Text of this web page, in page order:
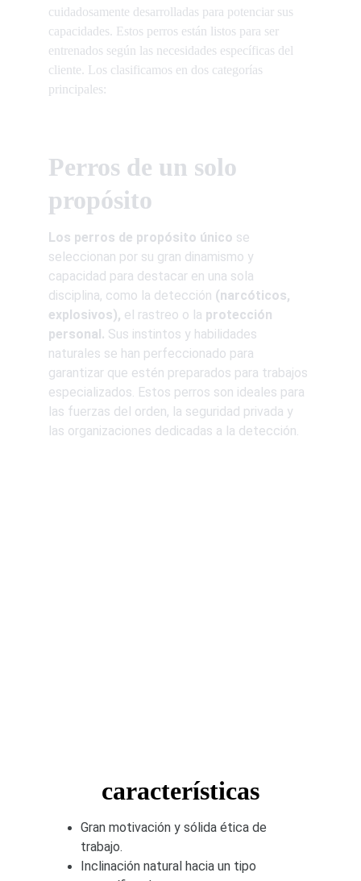
Perros de un solo
propósito
Los perros de propósito único se
seleccionan por su gran dinamismo y
capacidad para destacar en una sola
disciplina, como la detección (narcóticos,
explosivos), el rastreo o la protección
personal. Sus instintos y habilidades
naturales se han perfeccionado para
garantizar que estén preparados para trabajos
especializados. Estos perros son ideales para
las fuerzas del orden, la seguridad privada y
las organizaciones dedicadas a la detección.
cuidadosamente desarrolladas para potenciar sus
capacidades. Estos perros están listos para ser
entrenados según las necesidades específicas del
cliente. Los clasificamos en dos categorías
principales:
características
Gran motivación y sólida ética de
trabajo.
Inclinación natural hacia un tipo